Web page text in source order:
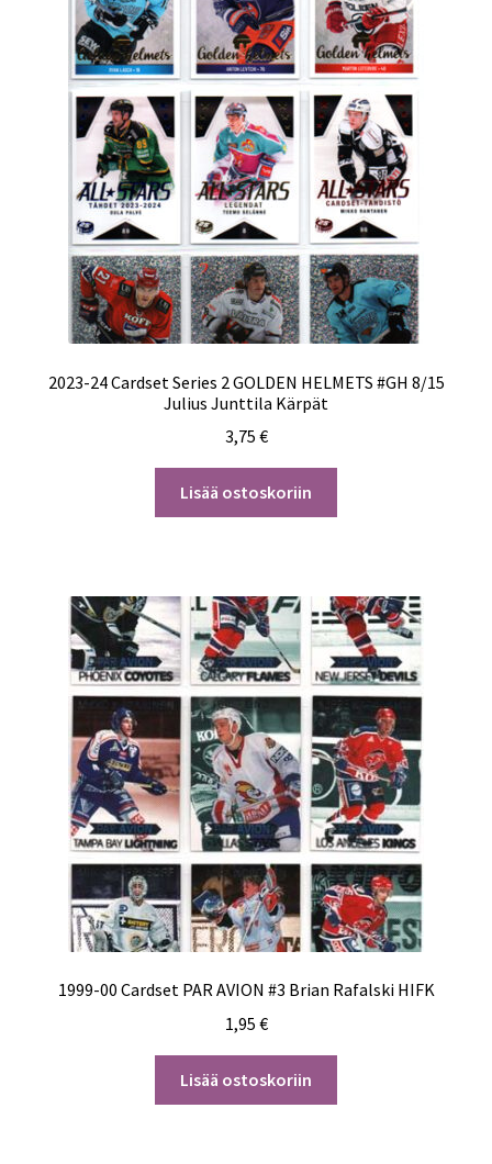
2023-24 Cardset Series 2 GOLDEN HELMETS #GH 8/15
Julius Junttila Kärpät
3,75 €
Lisää ostoskoriin
1999-00 Cardset PAR AVION #3 Brian Rafalski HIFK
1,95 €
Lisää ostoskoriin